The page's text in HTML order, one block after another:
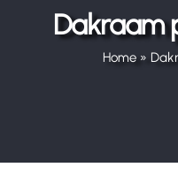
Blogs
Dakraam
Home »